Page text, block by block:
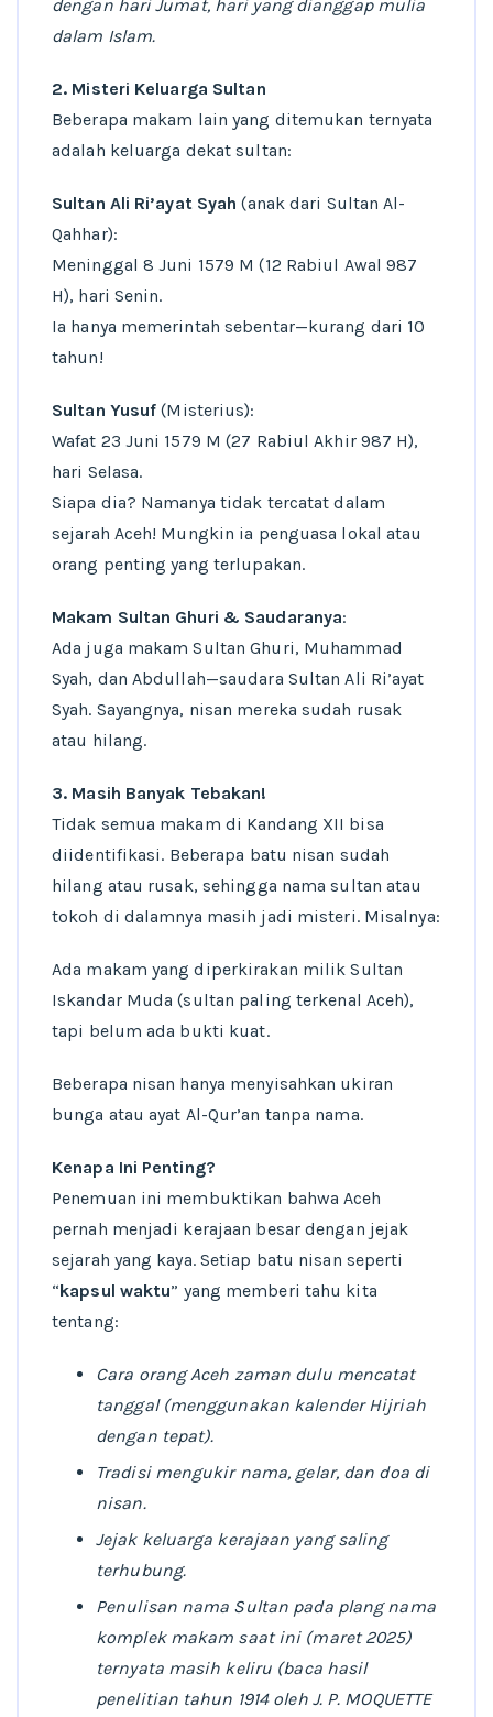
dengan hari Jumat, hari yang dianggap mulia
dalam Islam.
2. Misteri Keluarga Sultan
Beberapa makam lain yang ditemukan ternyata
adalah keluarga dekat sultan:
Sultan Ali Ri’ayat Syah (anak dari Sultan Al-
Qahhar):
Meninggal 8 Juni 1579 M (12 Rabiul Awal 987
H), hari Senin.
Ia hanya memerintah sebentar—kurang dari 10
tahun!
Sultan Yusuf (Misterius):
Wafat 23 Juni 1579 M (27 Rabiul Akhir 987 H),
hari Selasa.
Siapa dia? Namanya tidak tercatat dalam
sejarah Aceh! Mungkin ia penguasa lokal atau
orang penting yang terlupakan.
Makam Sultan Ghuri & Saudaranya:
Ada juga makam Sultan Ghuri, Muhammad
Syah, dan Abdullah—saudara Sultan Ali Ri’ayat
Syah. Sayangnya, nisan mereka sudah rusak
atau hilang.
3. Masih Banyak Tebakan!
Tidak semua makam di Kandang XII bisa
diidentifikasi. Beberapa batu nisan sudah
hilang atau rusak, sehingga nama sultan atau
tokoh di dalamnya masih jadi misteri. Misalnya:
Ada makam yang diperkirakan milik Sultan
Iskandar Muda (sultan paling terkenal Aceh),
tapi belum ada bukti kuat.
Beberapa nisan hanya menyisahkan ukiran
bunga atau ayat Al-Qur’an tanpa nama.
Kenapa Ini Penting?
Penemuan ini membuktikan bahwa Aceh
pernah menjadi kerajaan besar dengan jejak
sejarah yang kaya. Setiap batu nisan seperti
“kapsul waktu” yang memberi tahu kita
tentang:
Cara orang Aceh zaman dulu mencatat
tanggal (menggunakan kalender Hijriah
dengan tepat).
Tradisi mengukir nama, gelar, dan doa di
nisan.
Jejak keluarga kerajaan yang saling
terhubung.
Penulisan nama Sultan pada plang nama
komplek makam saat ini (maret 2025)
ternyata masih keliru (baca hasil
penelitian tahun 1914 oleh J. P. MOQUETTE